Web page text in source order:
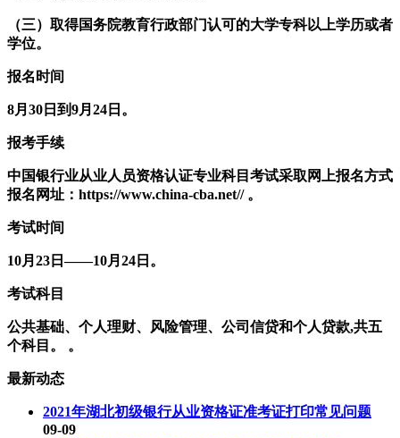
（三）取得国务院教育行政部门认可的大学专科以上学历或者
学位。
报名时间
8月30日到9月24日。
报考手续
中国银行业从业人员资格认证专业科目考试采取网上报名方式
报名网址：https://www.china-cba.net// 。
考试时间
10月23日——10月24日。
考试科目
公共基础、个人理财、风险管理、公司信贷和个人贷款,共五
个科目。 。
最新动态
2021年湖北初级银行从业资格证准考证打印常见问题
09-09